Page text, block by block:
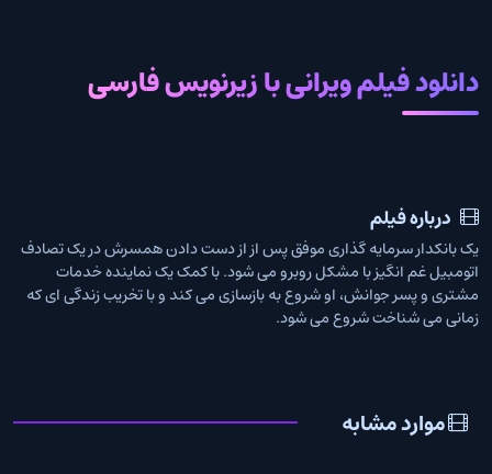
دانلود فیلم ویرانی با زیرنویس فارسی
درباره فیلم
یک بانکدار سرمایه گذاری موفق پس از از دست دادن همسرش در یک تصادف
اتومبیل غم انگیز با مشکل روبرو می شود. با کمک یک نماینده خدمات
مشتری و پسر جوانش، او شروع به بازسازی می کند و با تخریب زندگی ای که
زمانی می شناخت شروع می شود.
موارد مشابه